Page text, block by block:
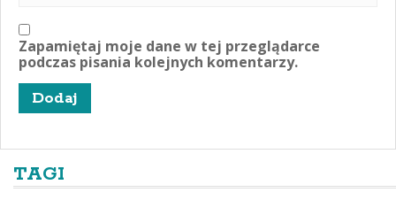
Zapamiętaj moje dane w tej przeglądarce
podczas pisania kolejnych komentarzy.
TAGI